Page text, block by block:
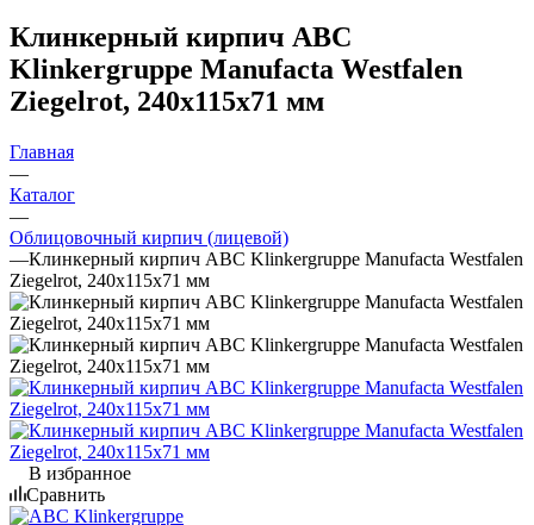
Клинкерный кирпич ABC
Klinkergruppe Manufacta Westfalen
Ziegelrot, 240х115х71 мм
Главная
—
Каталог
—
Облицовочный кирпич (лицевой)
—Клинкерный кирпич ABC Klinkergruppe Manufacta Westfalen
Ziegelrot, 240х115х71 мм
В избранное
Сравнить